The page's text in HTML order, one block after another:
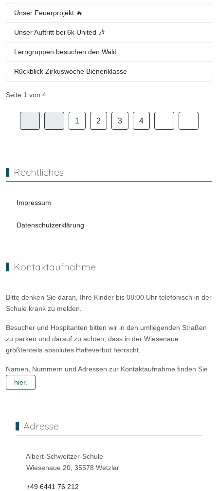
Unser Feuerprojekt 🔥
Unser Auftritt bei 6k United 🎶
Lerngruppen besuchen den Wald
Rückblick Zirkuswoche Bienenklasse
Seite 1 von 4
1 2 3 4
Rechtliches
Impressum
Datenschutzerklärung
Kontaktaufnahme
Bitte denken Sie daran, Ihre Kinder bis 08:00 Uhr telefonisch in der
Schule krank zu melden.
Besucher und Hospitanten bitten wir in den umliegenden Straßen
zu parken und darauf zu achten, dass in der Wiesenaue
größtenteils absolutes Halteverbot herrscht.
Namen, Nummern und Adressen zur Kontaktaufnahme finden Sie
hier.
Adresse
Albert-Schweitzer-Schule
Wiesenaue 20, 35578 Wetzlar
+49 6441 76 212